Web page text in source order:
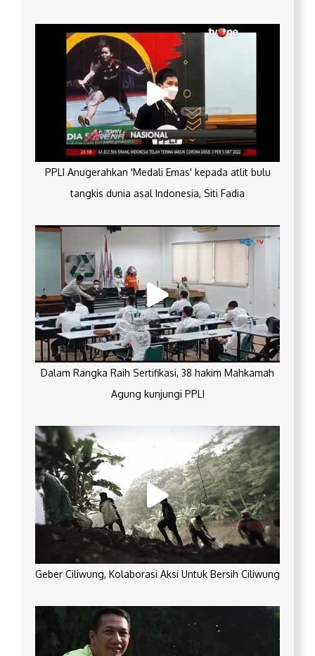
PPLI Anugerahkan 'Medali Emas' kepada atlit bulu
tangkis dunia asal Indonesia, Siti Fadia
Dalam Rangka Raih Sertifikasi, 38 hakim Mahkamah
Agung kunjungi PPLI
Geber Ciliwung, Kolaborasi Aksi Untuk Bersih Ciliwung